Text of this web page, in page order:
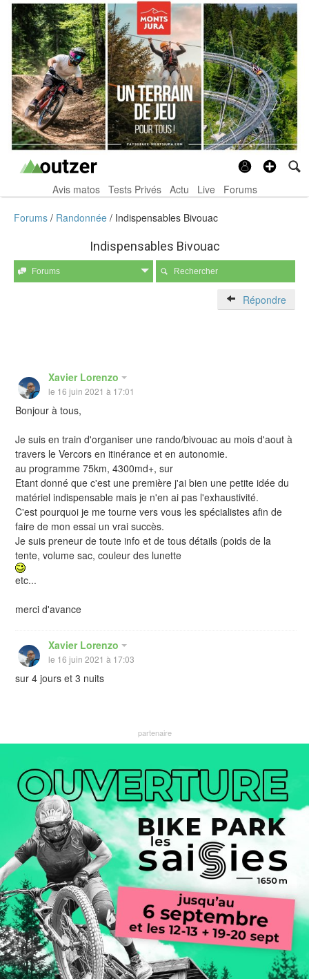
Avis matos Tests Privés Actu Live Forums
Forums Randonnée Indispensables Bivouac
Indispensables Bivouac
Forums Rechercher
Répondre
Xavier Lorenzo
le 16 juin 2021 à 17:01
Bonjour à tous,
Je suis en train d'organiser une rando/bivouac au mois d'aout à
travers le Vercors en itinérance et en autonomie.
au programme 75km, 4300md+, sur
Etant donné que c'est une première j'ai bien une petite idée du
matériel indispensable mais je n'en ai pas l'exhaustivité.
C'est pourquoi je me tourne vers vous les spécialistes afin de
faire de mon essai un vrai succès.
Je suis preneur de toute info et de tous détails (poids de la
tente, volume sac, couleur des lunette
etc...
merci d'avance
Xavier Lorenzo
le 16 juin 2021 à 17:03
sur 4 jours et 3 nuits